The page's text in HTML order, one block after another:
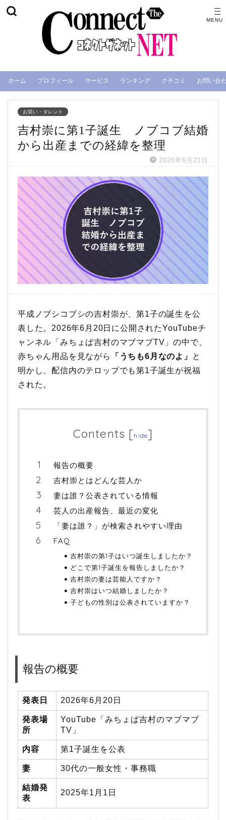
ホーム プロフィール サービス ランキング クチコミ お問い合
お笑い・タレント
吉村崇に第1子誕生 ノブコブ結婚
から出産までの経緯を整理
2026年6月21日
平成ノブシコブシの吉村崇が、第1子の誕生を公
表した。2026年6月20日に公開されたYouTubeチ
ャンネル「みちょぱ吉村のマブマブTV」の中で、
赤ちゃん用品を見ながら
「うちも6月なのよ」
と
明かし、配信内のテロップでも第1子誕生が祝福
された。
Contents [hide]
報告の概要
吉村崇とはどんな芸人か
妻は誰？公表されている情報
芸人の出産報告、最近の変化
「妻は誰？」が検索されやすい理由
FAQ
吉村崇の第1子はいつ誕生しましたか？
どこで第1子誕生を報告しましたか？
吉村崇の妻は芸能人ですか？
吉村崇はいつ結婚しましたか？
子どもの性別は公表されていますか？
報告の概要
発表日 2026年6月20日
発表場
所
YouTube「みちょぱ吉村のマブマブ
TV」
内容 第1子誕生を公表
妻 30代の一般女性・事務職
結婚発
表
2025年1月1日